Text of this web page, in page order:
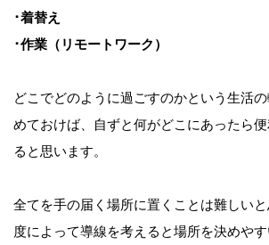
･着替え
･作業（リモートワーク）
どこでどのように過ごすのかという生活
めておけば、自ずと何がどこにあったら便
ると思います。
全てを手の届く場所に置くことは難しい
度によって導線を考えると場所を決めやす